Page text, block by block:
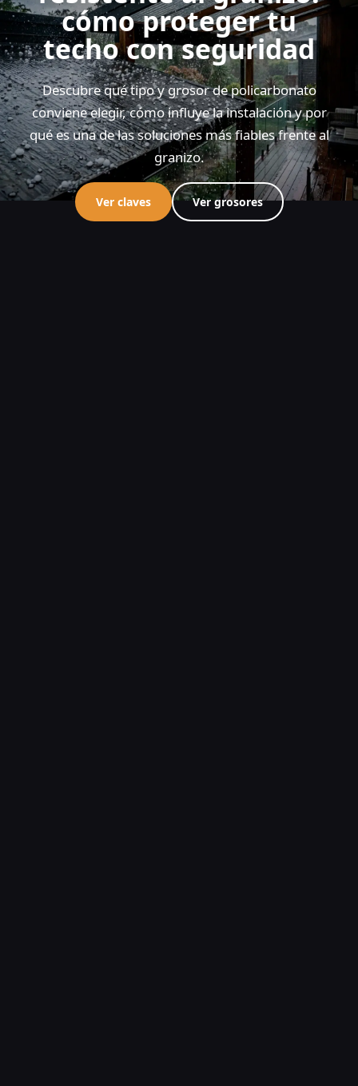
cómo proteger tu
techo con seguridad
Descubre qué tipo y grosor de policarbonato
conviene elegir, cómo influye la instalación y por
qué es una de las soluciones más fiables frente al
granizo.
Ver claves Ver grosores